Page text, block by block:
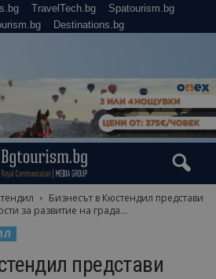
TravelTech.bg
Spatourism.bg
Destinations.bg
Бизнесът в Кюстендил представи
за развитие на града...
представи